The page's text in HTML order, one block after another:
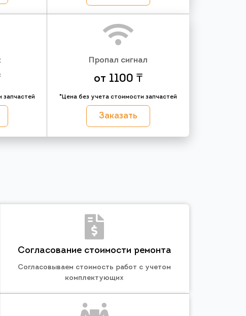
запчастей
Пропал сигнал
от 1100 ₸
*Цена без учета стоимости запчастей
Заказать
Согласование стоимости ремонта
Согласовываем стоимость работ с учетом
комплектующих